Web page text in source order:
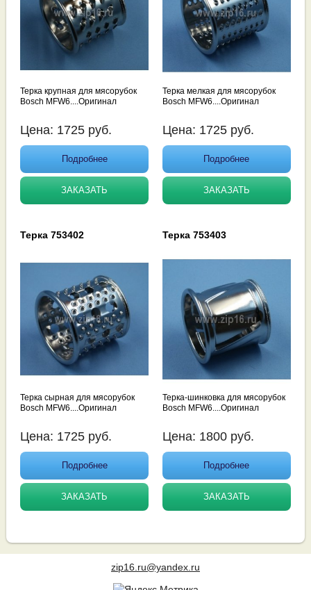
Терка крупная для мясорубок
Bosch MFW6....Оригинал
Цена: 1725 руб.
Подробнее
ЗАКАЗАТЬ
Терка мелкая для мясорубок
Bosch MFW6....Оригинал
Цена: 1725 руб.
Подробнее
ЗАКАЗАТЬ
Терка 753402
Терка сырная для мясорубок
Bosch MFW6....Оригинал
Цена: 1725 руб.
Подробнее
ЗАКАЗАТЬ
Терка 753403
Терка-шинковка для мясорубок
Bosch MFW6....Оригинал
Цена: 1800 руб.
Подробнее
ЗАКАЗАТЬ
zip16.ru@yandex.ru